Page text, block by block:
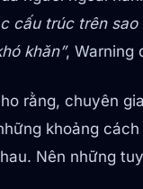
cấu trúc trên
khăn”, Warning
rằng, chuyên
khoảng
Nên những